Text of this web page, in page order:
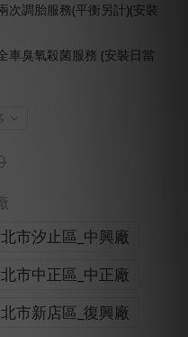
次調胎服務(平衡另計)(安裝
車臭氧殺菌服務 (安裝日當
市汐止區_中興廠
市中正區_中正廠
市新店區_復興廠